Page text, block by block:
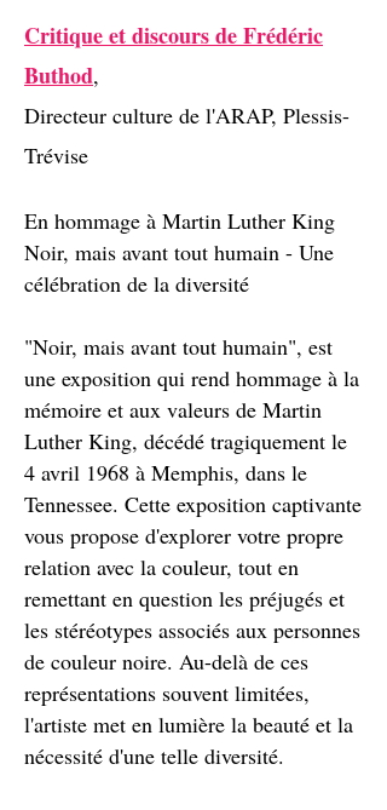
Critique et discours de Frédéric
Buthod,
Directeur culture de l'ARAP, Plessis-
Trévise
En hommage à Martin Luther King
Noir, mais avant tout humain - Une
célébration de la diversité
"Noir, mais avant tout humain", est
une exposition qui rend hommage à la
mémoire et aux valeurs de Martin
Luther King, décédé tragiquement le
4 avril 1968 à Memphis, dans le
Tennessee. Cette exposition captivante
vous propose d'explorer votre propre
relation avec la couleur, tout en
remettant en question les préjugés et
les stéréotypes associés aux personnes
de couleur noire. Au-delà de ces
représentations souvent limitées,
l'artiste met en lumière la beauté et la
nécessité d'une telle diversité.